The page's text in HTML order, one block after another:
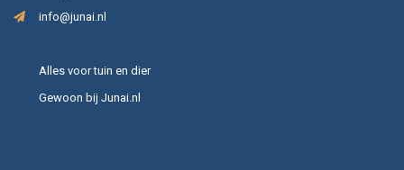
info@junai.nl
Alles voor tuin en dier
Gewoon bij Junai.nl